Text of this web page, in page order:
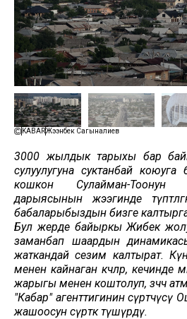
KABARЖээнбек Сагыналиев
3000 жылдык тарыхы бар
сулуулугуна суктанбай коюуга
кошкон Сулайман-Тоонун
дарыясынын жээгинде
бабаларыбыздын бизге
Бул жерде байыркы Жибек
заманбап шаардын
жаткандай сезим калтырат.
менен кайнаган көчөлөр,
жарыгы менен коштолуп, өзчөчө
"Кабар" агенттигинин
жашоосун сүрөткө түшүрдү.